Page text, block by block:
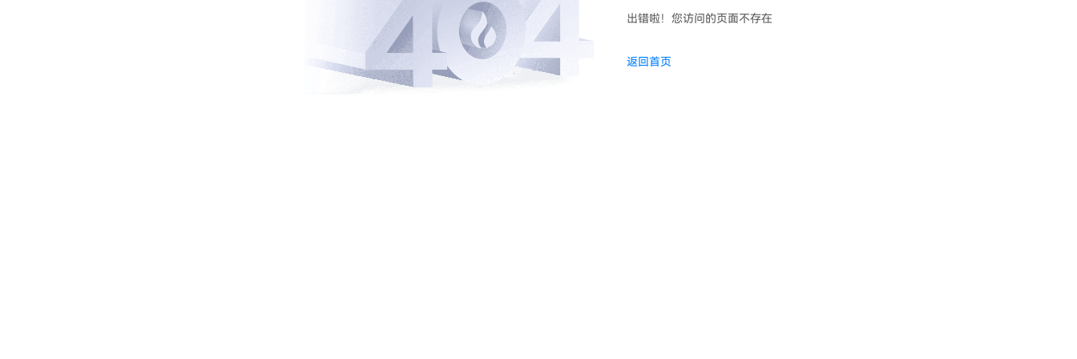
出错啦！您访问的页面不存在
返回首页